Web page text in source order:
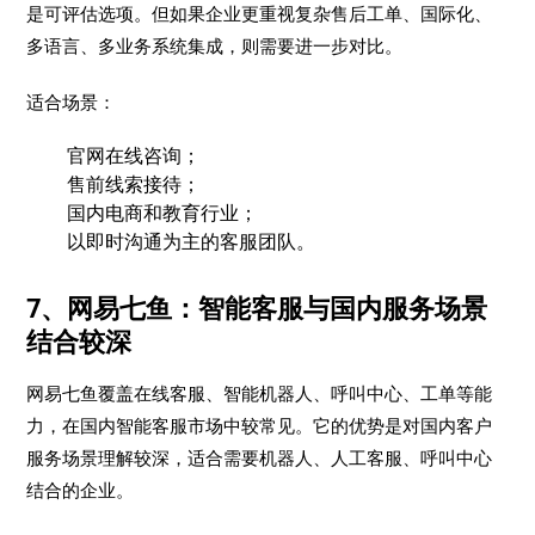
是可评估选项。但如果企业更重视复杂售后工单、国际化、
多语言、多业务系统集成，则需要进一步对比。
适合场景：
官网在线咨询；
售前线索接待；
国内电商和教育行业；
以即时沟通为主的客服团队。
7、网易七鱼：智能客服与国内服务场景
结合较深
网易七鱼覆盖在线客服、智能机器人、呼叫中心、工单等能
力，在国内智能客服市场中较常见。它的优势是对国内客户
服务场景理解较深，适合需要机器人、人工客服、呼叫中心
结合的企业。